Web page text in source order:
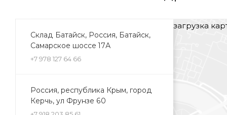
Склад Батайск, Россия, Батайск,
Самарское шоссе 17А
+7 978 127 64 66
Россия, республика Крым, город
Керчь, ул Фрунзе 60
загрузка